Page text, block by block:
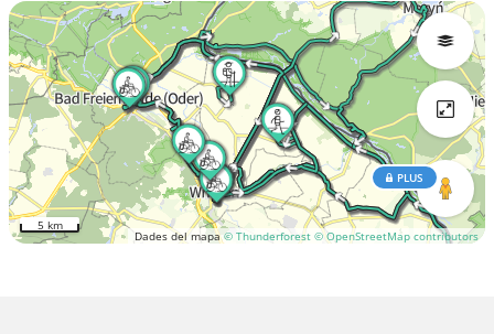
Dades del mapa© Thunderforest © OpenStreetMap contributors
PLUS
5 km